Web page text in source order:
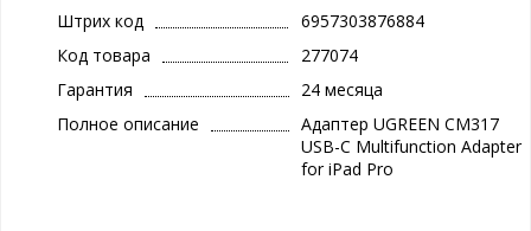
Штрих код
6957303876884
Код товара
277074
Гарантия
24 месяца
Полное описание
Адаптер UGREEN CM317
USB-C Multifunction Adapter
for iPad Pro